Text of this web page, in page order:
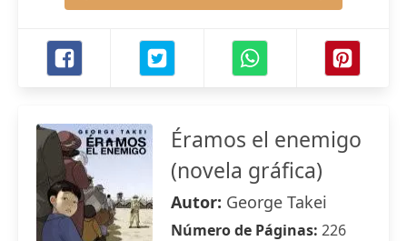
Éramos el enemigo
(novela gráfica)
Autor: George Takei
Número de Páginas: 226